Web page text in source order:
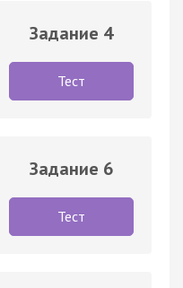
Задание 4
Тест
Задание 6
Тест